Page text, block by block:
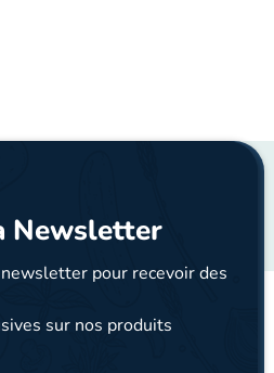
Newsletter
pour recevoir des
sur nos produits